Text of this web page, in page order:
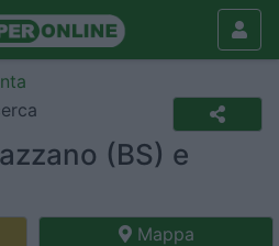
(BS) e
Mappa